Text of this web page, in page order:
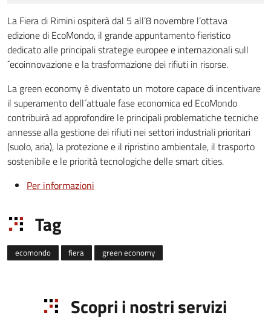
La Fiera di Rimini ospiterà dal 5 all’8 novembre l’ottava
edizione di EcoMondo, il grande appuntamento fieristico
dedicato alle principali strategie europee e internazionali sull
´ecoinnovazione e la trasformazione dei rifiuti in risorse.
La green economy è diventato un motore capace di incentivare
il superamento dell´attuale fase economica ed EcoMondo
contribuirà ad approfondire le principali problematiche tecniche
annesse alla gestione dei rifiuti nei settori industriali prioritari
(suolo, aria), la protezione e il ripristino ambientale, il trasporto
sostenibile e le priorità tecnologiche delle smart cities.
Per informazioni
Tag
ecomondo fiera green economy
Scopri i nostri servizi